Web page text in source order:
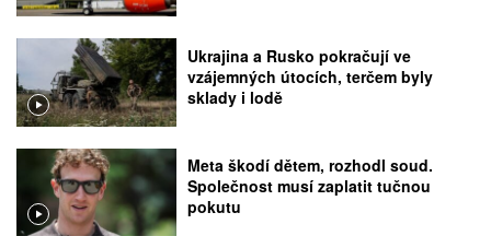
Ukrajina a Rusko pokračují ve
vzájemných útocích, terčem byly
sklady i lodě
Meta škodí dětem, rozhodl soud.
Společnost musí zaplatit tučnou
pokutu